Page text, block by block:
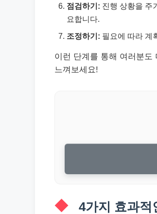
점검하기: 진행 상황을 주
요합니다.
조정하기: 필요에 따라 계
이런 단계를 통해 여러분도
느껴보세요!
4가지 효과적